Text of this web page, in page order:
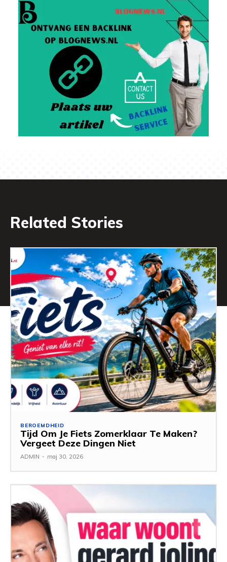
Related Stories
BEROEMDHEID
Tijd Om Je Fiets Zomerklaar Te Maken?
Vergeet Deze Dingen Niet
ADMIN - maj 30, 2026